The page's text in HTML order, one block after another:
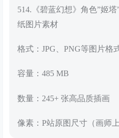
514.《碧蓝幻想》角色”姬
纸图片素材
格式：JPG、PNG等图片格
容量：485 MB
数量：245+ 张高品质插画
像素：P站原图尺寸（画师